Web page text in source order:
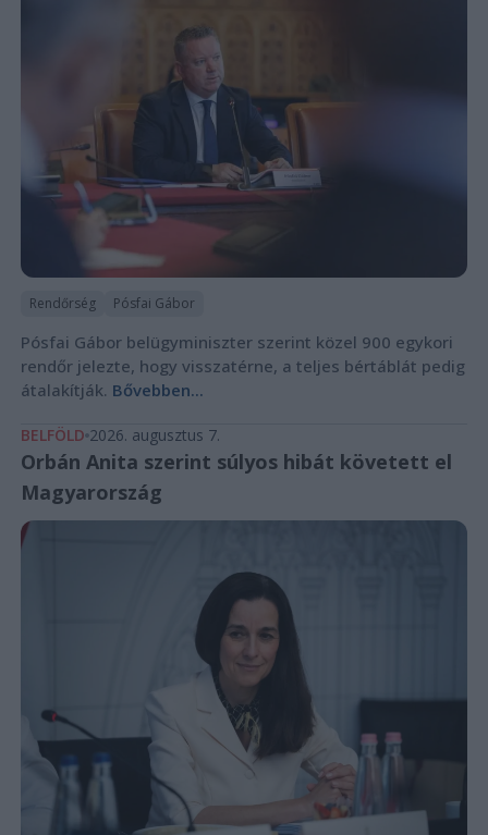
Rendőrség Pósfai Gábor
Pósfai Gábor belügyminiszter szerint közel 900 egykori
rendőr jelezte, hogy visszatérne, a teljes bértáblát pedig
átalakítják. Bővebben...
BELFÖLD 2026. augusztus 7.
Orbán Anita szerint súlyos hibát követett el
Magyarország